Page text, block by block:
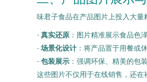
味君子食品在产品图片上投入大
- 真实还原 ：图片精准展示食品色
- 场景化设计 ：将产品置于用餐或
- 包装展示 ：强调环保、精美的包
这些图片不仅用于在线销售，还在